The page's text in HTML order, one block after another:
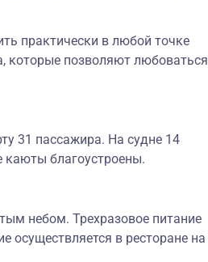
практически в любой точке
которые позволяют любоваться
31 пассажира. На судне 14
каюты благоустроены.
небом. Трехразовое питание
осуществляется в ресторане на